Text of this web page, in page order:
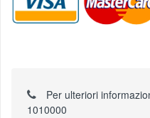
Per ulteriori
1010000